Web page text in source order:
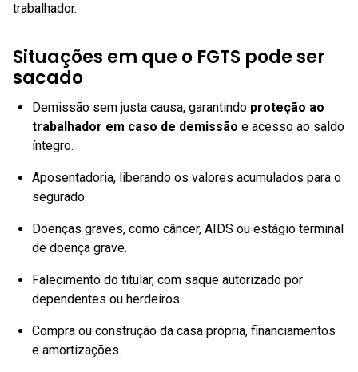
trabalhador.
Situações em que o FGTS pode ser
sacado
Demissão sem justa causa, garantindo proteção ao
trabalhador em caso de demissão e acesso ao saldo
íntegro.
Aposentadoria, liberando os valores acumulados para o
segurado.
Doenças graves, como câncer, AIDS ou estágio terminal
de doença grave.
Falecimento do titular, com saque autorizado por
dependentes ou herdeiros.
Compra ou construção da casa própria, financiamentos
e amortizações.